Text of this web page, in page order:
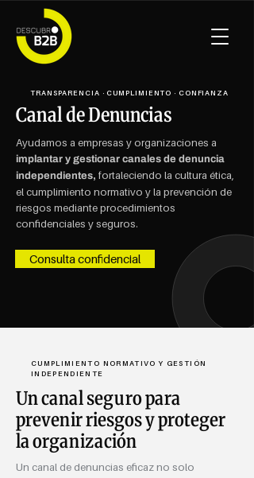
TRANSPARENCIA · CUMPLIMIENTO · CONFIANZA
Canal de Denuncias
Ayudamos a empresas y organizaciones a
implantar y gestionar canales de denuncia
independientes, fortaleciendo la cultura ética,
el cumplimiento normativo y la prevención de
riesgos mediante procedimientos
confidenciales y seguros.
Consulta confidencial
CUMPLIMIENTO NORMATIVO Y GESTIÓN
INDEPENDIENTE
Un canal seguro para
prevenir riesgos y proteger
la organización
Un canal de denuncias eficaz no solo